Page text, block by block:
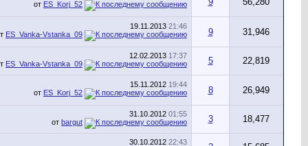
от ES_Korj_52
19.11.2013 21:46
ES_Vanka-Vstanka_09 9 31,946
12.02.2013 17:37
ES_Vanka-Vstanka_09 5 22,819
15.11.2012 19:44
от ES_Korj_52 8 26,949
31.10.2012 01:55
от bargut 3 18,477
30.10.2012 22:43